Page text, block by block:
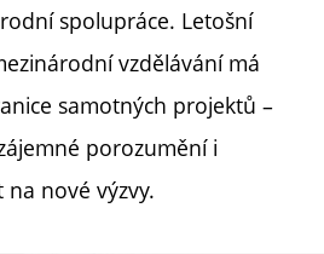
spolupráce. Letošní
vzdělávání má
samotných projektů –
porozumění i
nové výzvy.